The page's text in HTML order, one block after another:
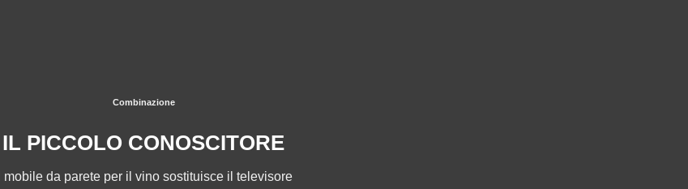
Combinazione
IL PICCOLO CONOSCITORE
Il mobile da parete per il vino sostituisce il televisore